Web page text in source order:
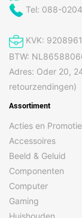
Tel: 088-
KVK:
BTW:
Adres: Oder 20,
retourzendingen)
Assortiment
Acties en Promotie
Accessoires
Beeld & Geluid
Componenten
Computer
Gaming
Huishouden